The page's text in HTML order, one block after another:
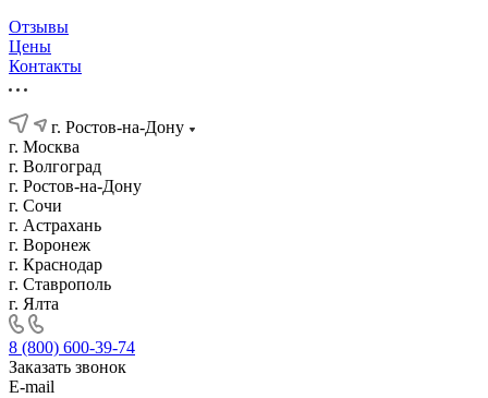
Отзывы
Цены
Контакты
г. Ростов-на-Дону
г. Москва
г. Волгоград
г. Ростов-на-Дону
г. Сочи
г. Астрахань
г. Воронеж
г. Краснодар
г. Ставрополь
г. Ялта
8 (800) 600-39-74
Заказать звонок
E-mail